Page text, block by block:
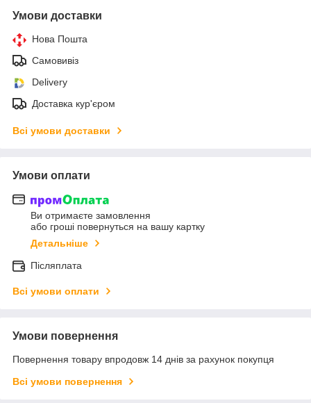
Умови доставки
Нова Пошта
Самовивіз
Delivery
Доставка кур'єром
Всі умови доставки
Умови оплати
Ви отримаєте замовлення
або гроші повернуться на вашу картку
Детальніше
Післяплата
Всі умови оплати
Умови повернення
Повернення товару впродовж 14 днів за рахунок покупця
Всі умови повернення